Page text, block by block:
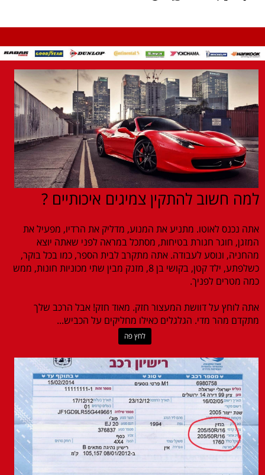
למה חשוב להתקין צמיגים איכותיים ?
אתה נכנס לאוטו. מתניע את המנוע, מדליק את הרדיו, מפעיל את
המזגן, חוגר חגורת בטיחות, מסתכל במראה לפני שאתה יוצא
מהחניה, ונוסע לעבודה. אתה מתקרב לבית הספר, כמו בכל בוקר,
כשלפתע, ילד קטן, בקושי בן 8, מזנק מבין שתי מכוניות חונות, ממש
כמה מטרים לפניך.
אתה לוחץ על דוושת המעצור חזק. מאוד חזק! אבל הרכב שלך
מתקדם מהר מדי. הגלגלים כאילו מחליקים על הכביש...
לחץ פה